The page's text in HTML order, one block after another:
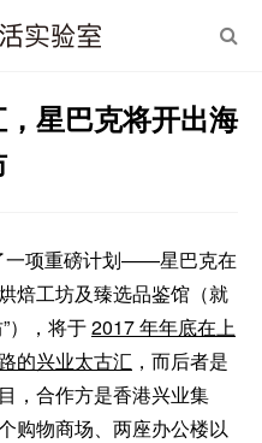
星巴克将开出海
一项重磅计划——星巴克在
焙工坊及臻选品鉴馆（就
），将于2017 年年底在上
的兴业太古汇 ，而后者是
，合作方是香港兴业集
购物商场、两座办公楼以